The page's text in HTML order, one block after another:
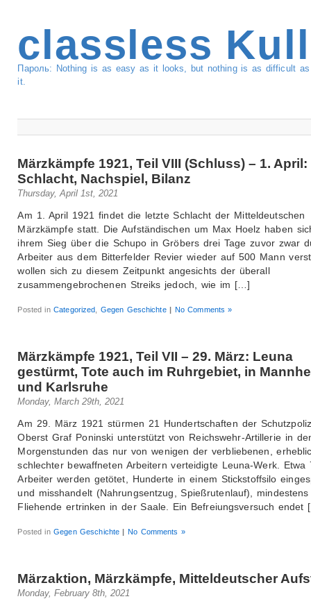
classless
Пароль: Nothing is as easy as it looks, but nothing is as difficult
it.
Märzkämpfe 1921, Teil VIII (Schluss) – 1.
Schlacht, Nachspiel, Bilanz
Thursday, April 1st, 2021
Am 1. April 1921 findet die letzte Schlacht der Mitteldeutschen
Märzkämpfe statt. Die Aufständischen um Max Hoelz haben
ihrem Sieg über die Schupo in Gröbers drei Tage zuvor zwar
Arbeiter aus dem Bitterfelder Revier wieder auf 500 Mann
wollen sich zu diesem Zeitpunkt angesichts der überall
zusammengebrochenen Streiks jedoch, wie im […]
Posted inCategorized Gegen Geschichte | No Comments »
Märzkämpfe 1921, Teil VII – 29. März: Leuna
gestürmt, Tote auch im Ruhrgebiet, in
und Karlsruhe
Monday, March 29th, 2021
Am 29. März 1921 stürmen 21 Hundertschaften der
Oberst Graf Poninski unterstützt von Reichswehr-Artillerie in
Morgenstunden das nur von wenigen der verbliebenen,
schlechter bewaffneten Arbeitern verteidigte Leuna-Werk. Etwa
Arbeiter werden getötet, Hunderte in einem Stickstoffsilo
und misshandelt (Nahrungsentzug, Spießrutenlauf),
Fliehende ertrinken in der Saale. Ein Befreiungsversuch endet
Posted inGegen Geschichte | No Comments »
Märzaktion, Märzkämpfe, Mitteldeutscher
Monday, February 8th, 2021